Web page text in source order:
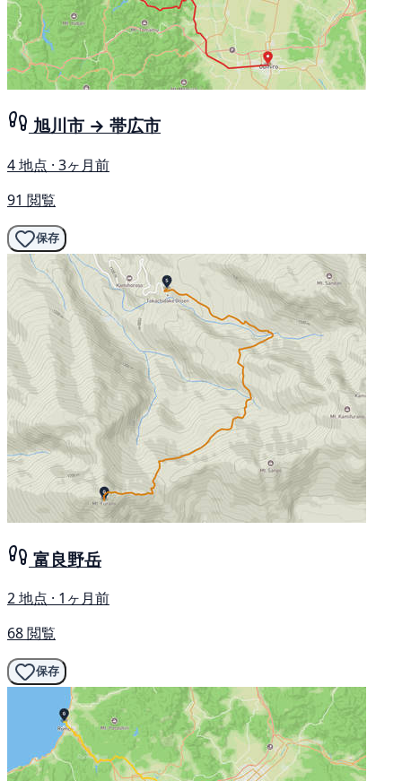
旭川市 → 帯広市
4 地点 · 3ヶ月前
91 閲覧
保存
富良野岳
2 地点 · 1ヶ月前
68 閲覧
保存